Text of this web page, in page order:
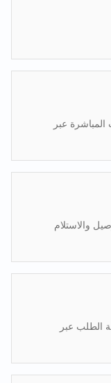
المباشرة عبر
والاستلام
الطلب عبر